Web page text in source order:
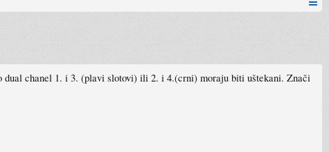
chanel 1. i 3. (plavi slotovi) ili 2. i 4.(crni) moraju biti uštekani. Znači